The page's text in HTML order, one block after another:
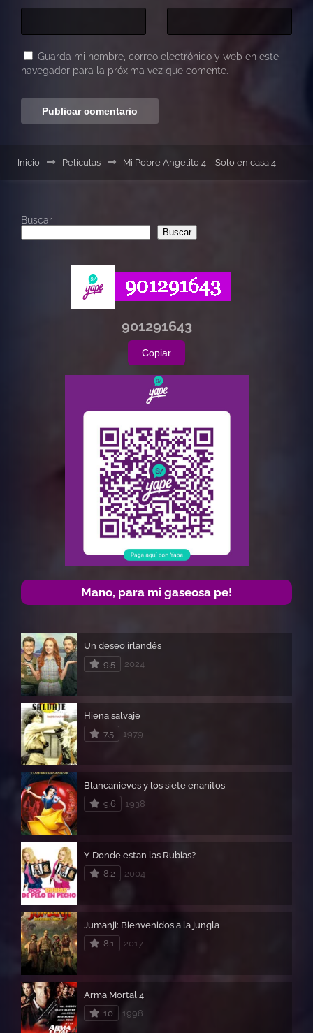
Guarda mi nombre, correo electrónico y web en este
navegador para la próxima vez que comente.
Inicio Películas Mi Pobre Angelito 4 – Solo en casa 4
Buscar
Buscar
901291643
Copiar
Mano, para mi gaseosa pe!
Un deseo irlandés
9.5
2024
Hiena salvaje
7.5
1979
Blancanieves y los siete enanitos
9.6
1938
Y Donde estan las Rubias?
8.2
2004
Jumanji: Bienvenidos a la jungla
8.1
2017
Arma Mortal 4
10
1998